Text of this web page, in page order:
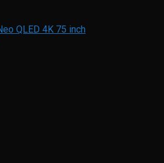
QLED 4K 75 inch